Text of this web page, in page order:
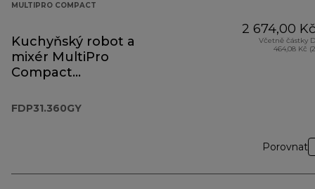
MULTIPRO COMPACT
Kuchyňský robot a
mixér MultiPro
Compact
FDP31.360GY
2 674,00 Kč
Včetně částky
464,08 Kč
Porovnat